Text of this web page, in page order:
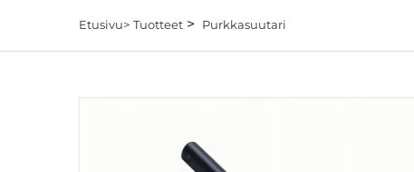
Etusivu> Tuotteet > Purkkasuutari